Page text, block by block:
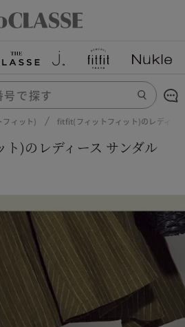
ィット) fitfit(フィットフィット)のレディー
)のレディース サンダル